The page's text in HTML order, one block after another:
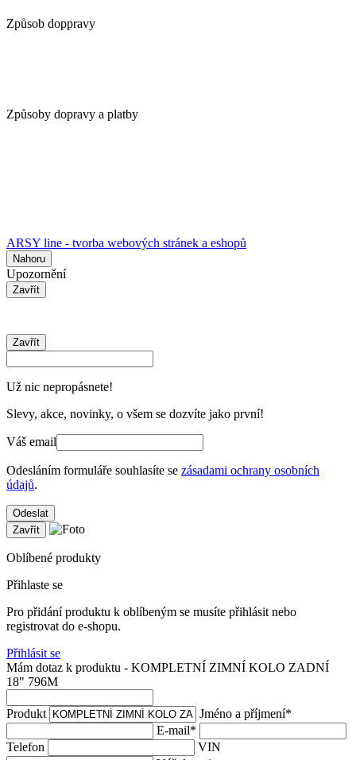
Způsob doppravy
Způsoby dopravy a platby
ARSY line - tvorba webových stránek a eshopů
Nahoru
Upozornění
Zavřít
Zavřít
Už nic nepropásnete!
Slevy, akce, novinky, o všem se dozvíte jako první!
Váš email
Odesláním formuláře souhlasíte se zásadami ochrany osobních
údajů.
Odeslat
Zavřít
Oblíbené produkty
Přihlaste se
Pro přidání produktu k oblíbeným se musíte přihlásit nebo
registrovat do e-shopu.
Přihlásit se
Mám dotaz k produktu - KOMPLETNÍ ZIMNÍ KOLO ZADNÍ
18" 796M
Produkt Jméno a příjmení*
E-mail*
Telefon
VIN